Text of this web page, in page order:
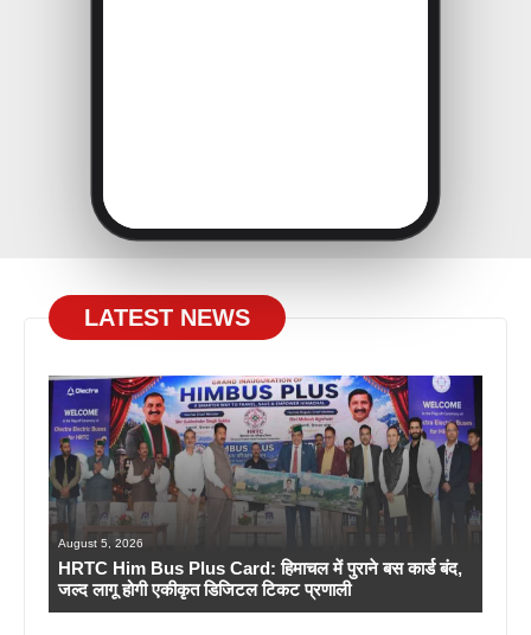
LATEST NEWS
August 5, 2026
HRTC Him Bus Plus Card: हिमाचल में पुराने बस कार्ड बंद,
जल्द लागू होगी एकीकृत डिजिटल टिकट प्रणाली